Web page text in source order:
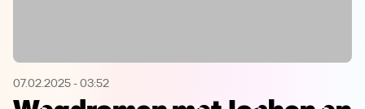
07.02.2025 - 03:52